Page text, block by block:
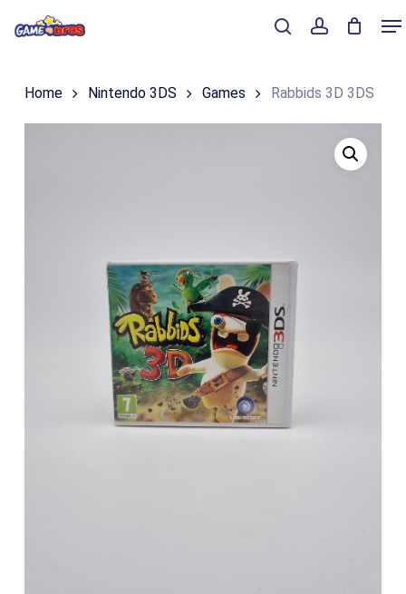
content
Winkelmand
Home Nintendo 3DS Games Rabbids 3D 3DS